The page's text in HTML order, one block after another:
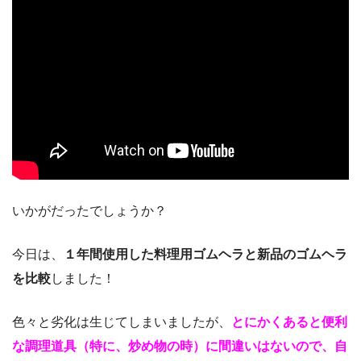
いかがだったでしょうか？
今日は、
１年間使用した料理用ゴムヘラと新品のゴムヘラ
を比較しました！
色々と劣化は生じてしまいましたが、
とにかくあると便利
な調理道具（特に、炒め物の時）に間違いはないので、自